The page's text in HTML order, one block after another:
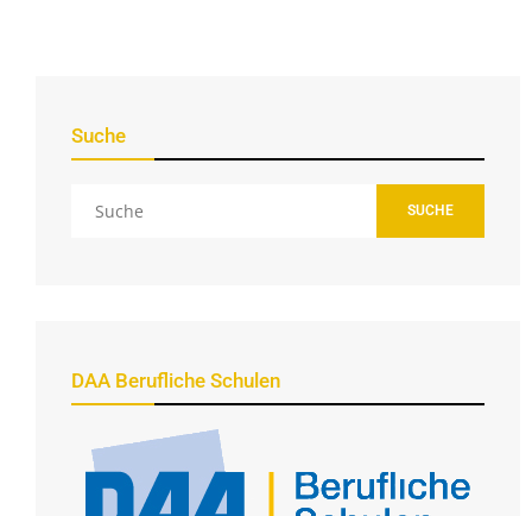
Suche
SUCHE
DAA Berufliche Schulen